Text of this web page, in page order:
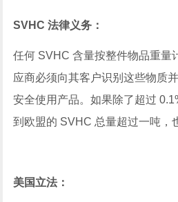
SVHC 法律义务：
任何 SVHC 含量按整件物品重量
应商必须向其客户识别这些物质
安全使用产品。如果除了超过
到欧盟的 SVHC 总量超过一吨，
美国立法：